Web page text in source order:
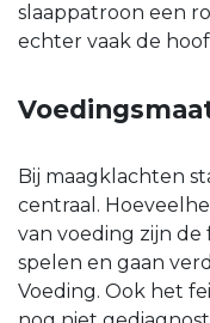
slaappatroon een
echter vaak de
Bij maagklachten
centraal.
van voeding zijn de
spelen en gaan
Voeding. Ook het